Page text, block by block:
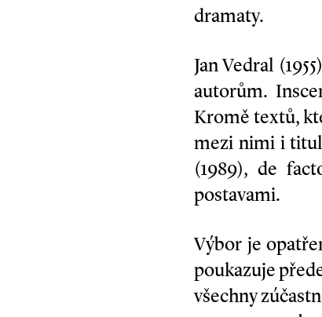
dramaty.
Jan Vedral
autorům.
Kromě textů,
mezi nimi i
(1989), de
postavami.
Výbor je
poukazuje
všechny